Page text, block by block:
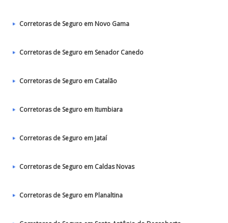
Corretoras de Seguro em Novo Gama
Corretoras de Seguro em Senador Canedo
Corretoras de Seguro em Catalão
Corretoras de Seguro em Itumbiara
Corretoras de Seguro em Jataí
Corretoras de Seguro em Caldas Novas
Corretoras de Seguro em Planaltina